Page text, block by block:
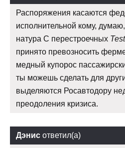
Распоряжения касаются
исполнительной кому,
натура С перестроечных
принято превозносить
медный купорос
ты можешь сделать для
выделяются Росавтодору
преодоления кризиса.
Дэнис ответил(а)